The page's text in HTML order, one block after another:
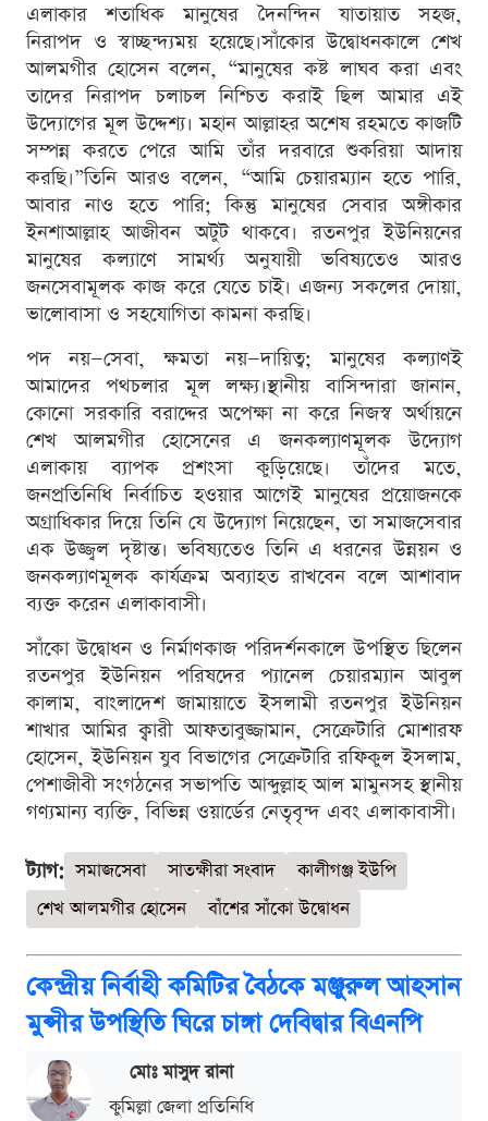
এলাকার শতাধিক মানুষের দৈনন্দিন যাতায়াত সহজ,
নিরাপদ ও স্বাচ্ছন্দ্যময় হয়েছে।সাঁকোর উদ্বোধনকালে শেখ
আলমগীর হোসেন বলেন, “মানুষের কষ্ট লাঘব করা এবং
তাদের নিরাপদ চলাচল নিশ্চিত করাই ছিল আমার এই
উদ্যোগের মূল উদ্দেশ্য। মহান আল্লাহর অশেষ রহমতে কাজটি
সম্পন্ন করতে পেরে আমি তাঁর দরবারে শুকরিয়া আদায়
করছি।”তিনি আরও বলেন, “আমি চেয়ারম্যান হতে পারি,
আবার নাও হতে পারি; কিন্তু মানুষের সেবার অঙ্গীকার
ইনশাআল্লাহ আজীবন অটুট থাকবে। রতনপুর ইউনিয়নের
মানুষের কল্যাণে সামর্থ্য অনুযায়ী ভবিষ্যতেও আরও
জনসেবামূলক কাজ করে যেতে চাই। এজন্য সকলের দোয়া,
ভালোবাসা ও সহযোগিতা কামনা করছি।
পদ নয়—সেবা, ক্ষমতা নয়—দায়িত্ব; মানুষের কল্যাণই
আমাদের পথচলার মূল লক্ষ্য।স্থানীয় বাসিন্দারা জানান,
কোনো সরকারি বরাদ্দের অপেক্ষা না করে নিজস্ব অর্থায়নে
শেখ আলমগীর হোসেনের এ জনকল্যাণমূলক উদ্যোগ
এলাকায় ব্যাপক প্রশংসা কুড়িয়েছে। তাঁদের মতে,
জনপ্রতিনিধি নির্বাচিত হওয়ার আগেই মানুষের প্রয়োজনকে
অগ্রাধিকার দিয়ে তিনি যে উদ্যোগ নিয়েছেন, তা সমাজসেবার
এক উজ্জ্বল দৃষ্টান্ত। ভবিষ্যতেও তিনি এ ধরনের উন্নয়ন ও
জনকল্যাণমূলক কার্যক্রম অব্যাহত রাখবেন বলে আশাবাদ
ব্যক্ত করেন এলাকাবাসী।
সাঁকো উদ্বোধন ও নির্মাণকাজ পরিদর্শনকালে উপস্থিত ছিলেন
রতনপুর ইউনিয়ন পরিষদের প্যানেল চেয়ারম্যান আবুল
কালাম, বাংলাদেশ জামায়াতে ইসলামী রতনপুর ইউনিয়ন
শাখার আমির ক্বারী আফতাবুজ্জামান, সেক্রেটারি মোশারফ
হোসেন, ইউনিয়ন যুব বিভাগের সেক্রেটারি রফিকুল ইসলাম,
পেশাজীবী সংগঠনের সভাপতি আব্দুল্লাহ আল মামুনসহ স্থানীয়
গণ্যমান্য ব্যক্তি, বিভিন্ন ওয়ার্ডের নেতৃবৃন্দ এবং এলাকাবাসী।
ট্যাগ: সমাজসেবা সাতক্ষীরা সংবাদ
কালীগঞ্জ ইউপি
শেখ আলমগীর হোসেন
বাঁশের সাঁকো উদ্বোধন
কেন্দ্রীয় নির্বাহী কমিটির বৈঠকে মঞ্জুরুল আহসান
মুন্সীর উপস্থিতি ঘিরে চাঙ্গা দেবিদ্বার বিএনপি
মোঃ মাসুদ রানা
কুমিল্লা জেলা প্রতিনিধি